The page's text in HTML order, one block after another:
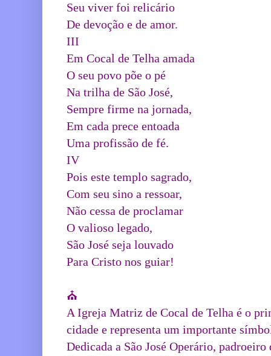
Seu viver foi relicário
De devoção e de amor.
III
Em Cocal de Telha amada
O seu povo põe o pé
Na trilha de São José,
Sempre firme na jornada,
Em cada prece entoada
Uma profissão de fé.
IV
Pois este templo sagrado,
Com seu sino a ressoar,
Não cessa de proclamar
O valioso legado,
São José seja louvado
Para Cristo nos guiar!
⛪️
A Igreja Matriz de Cocal de Telha é o
cidade e representa um importante
Dedicada a São José Operário,